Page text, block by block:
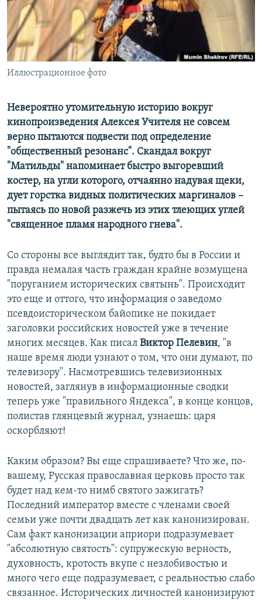
ПОБЕДИТЕЛЕЙ НЕ СУДЯТ?
КРЫМ.НЕПОКОРЕННЫЙ
ELIFBE
УКРАИНСКАЯ ПРОБЛЕМА КРЫМА
ПРИСОЕДИНЯЙТЕСЬ!
Иллюстрационное фото
Невероятно утомительную историю вокруг
кинопроизведения Алексея Учителя не совсем
верно пытаются подвести под определение
"общественный резонанс". Скандал вокруг
"Матильды" напоминает быстро выгоревший
костер, на угли которого, отчаянно надувая щеки,
дует горстка видных политических маргиналов –
пытаясь по новой разжечь из этих тлеющих углей
"священное пламя народного гнева".
Со стороны все выглядит так, будто бы в России и
правда немалая часть граждан крайне возмущена
"поруганием исторических святынь". Происходит
это еще и оттого, что информация о заведомо
псевдоисторическом байопике не покидает
заголовки российских новостей уже в течение
многих месяцев. Как писал Виктор Пелевин, "в
наше время люди узнают о том, что они думают, по
телевизору". Насмотревшись телевизионных
новостей, заглянув в информационные сводки
теперь уже "правильного Яндекса", в конце концов,
полистав глянцевый журнал, узнаешь: царя
оскорбляют!
Каким образом? Вы еще спрашиваете? Что же, по-
вашему, Русская православная церковь просто так
будет над кем-то нимб святого зажигать?
Последний император вместе с членами своей
семьи уже почти двадцать лет как канонизирован.
Сам факт канонизации априори подразумевает
"абсолютную святость": супружескую верность,
духовность, кротость вкупе с незлобивостью и
много чего еще подразумевает, с реальностью слабо
связанное. Исторических личностей канонизируют